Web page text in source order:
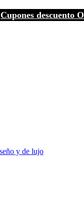
Cupones descuento